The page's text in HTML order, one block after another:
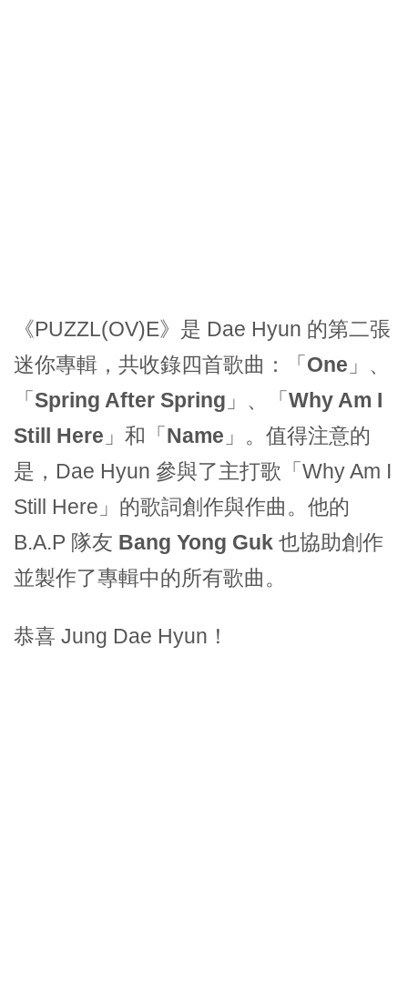
《PUZZL(OV)E》是 Dae Hyun 的第二張
迷你專輯，共收錄四首歌曲：「 One 」、
「 Spring After Spring 」、「 Why Am I
Still Here 」和「 Name 」。值得注意的
是，Dae Hyun 參與了主打歌「Why Am I
Still Here」的歌詞創作與作曲。他的
B.A.P 隊友 Bang Yong Guk 也協助創作
並製作了專輯中的所有歌曲。
恭喜 Jung Dae Hyun！